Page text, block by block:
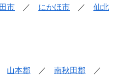
市 ／ にかほ市 ／ 仙北
山本郡 ／ 南秋田郡 ／